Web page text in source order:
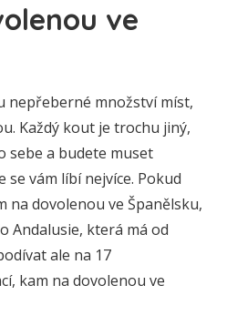
ve
nepřeberné množství míst,
Každý kout je trochu jiný,
sebe a budete muset
vám líbí nejvíce. Pokud
na dovolenou ve Španělsku,
Andalusie, která má od
ale na 17
kam na dovolenou ve